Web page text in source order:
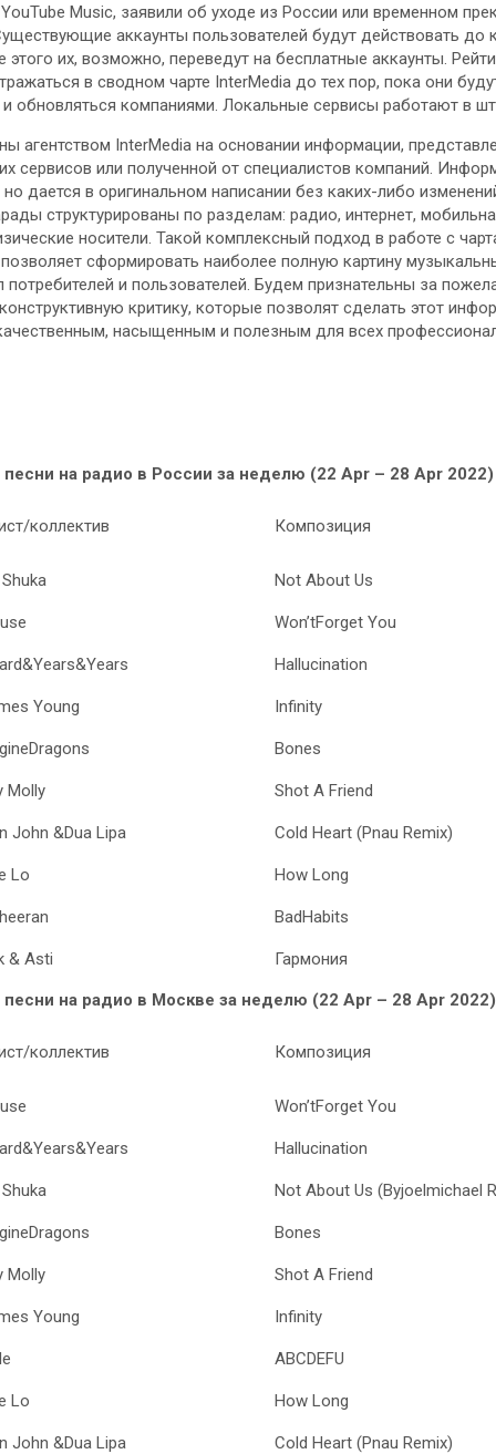
Music, заявили об уходе из России или временном
аккаунты пользователей будут действовать до
этого их, возможно, переведут на бесплатные аккаунты.
в сводном чарте InterMedia до тех пор, пока они
обновляться компаниями. Локальные сервисы работают в
агентством InterMedia на основании информации,
сервисов или полученной от специалистов компаний.
дается в оригинальном написании без каких-либо
структурированы по разделам: радио, интернет,
носители. Такой комплексный подход в работе с
сформировать наиболее полную картину
потребителей и пользователей. Будем признательны за
критику, которые позволят сделать этот
насыщенным и полезным для всех
на радио в России за неделю (22 Apr – 28 Apr 2022)
коллектив Композиция
Not About Us
Won’tForget You
Hallucination
Young Infinity
Bones
Molly Shot A Friend
John &Dua Lipa Cold Heart (Pnau Remix)
Lo How Long
BadHabits
& Asti Гармония
на радио в Москве за неделю (22 Apr – 28 Apr 2022)
коллектив Композиция
Won’tForget You
Hallucination
Not About Us (Byjoelmichael
Bones
Molly Shot A Friend
Young Infinity
ABCDEFU
Lo How Long
John &Dua Lipa Cold Heart (Pnau Remix)